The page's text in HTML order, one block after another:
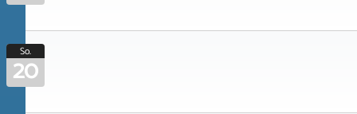
So.
20